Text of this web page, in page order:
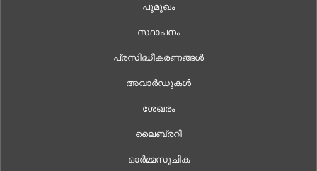
പൂമുഖം
സ്ഥാപനം
പ്രസിദ്ധീകരണങ്ങൾ
അവാർഡുകൾ
ശേഖരം
ലൈബ്രറി
ഓർമ്മസൂചിക